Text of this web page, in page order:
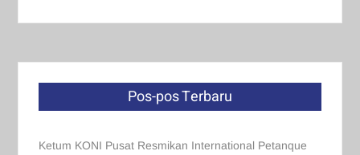
Pos-pos Terbaru
Ketum KONI Pusat Resmikan International Petanque